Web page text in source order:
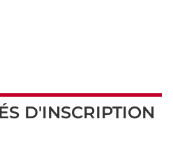
D'INSCRIPTION